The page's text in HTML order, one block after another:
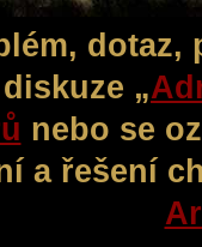
„
nebo se
a řešení